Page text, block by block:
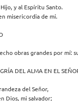
y al Espíritu Santo.
misericordia de mí.
obras grandes por mí:
DEL ALMA EN EL
del Señor,
Dios, mi salvador;